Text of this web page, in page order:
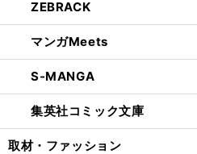
ZEBRACK
マンガMeets
S-MANGA
集英社コミック文庫
取材・ファッション